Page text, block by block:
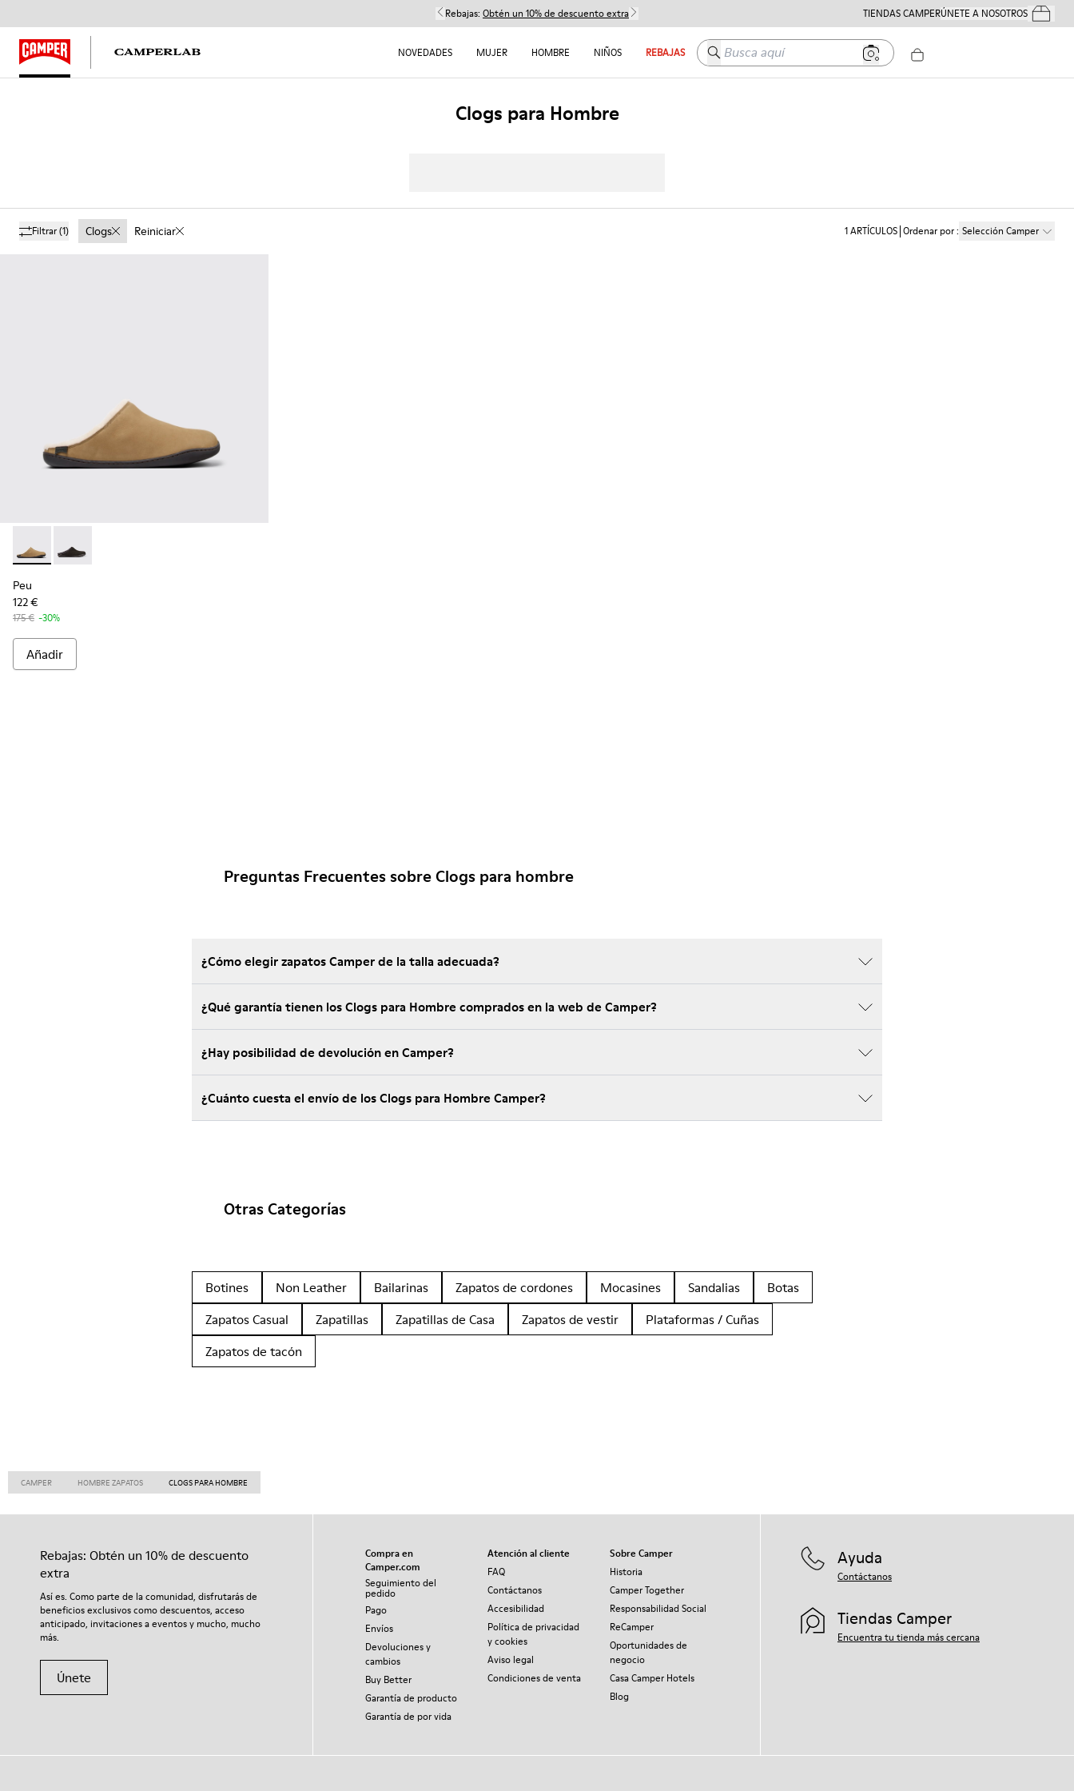
Rebajas: Obtén un 10% de descuento extra TIENDAS CAMPERÚNETE A NOSOTROSTus
NOVEDADES MUJER HOMBRE NIÑOS REBAJAS Busca aquí
Clogs para Hombre
Filtrar(1) Clogs Reiniciar 1ARTÍCULOS Ordenar por: Selección Camper
Peu - K100755-004 - Zapatos de nobuk marrones para hombre
Peu - K100755-001
Peu
122 €
175 € -30%
Añadir
Preguntas Frecuentes sobre Clogs para hombre
¿Cómo elegir zapatos Camper de la talla adecuada?
¿Qué garantía tienen los Clogs para Hombre comprados en la web de Camper?
¿Hay posibilidad de devolución en Camper?
¿Cuánto cuesta el envío de los Clogs para Hombre Camper?
Otras Categorías
Botines Non Leather Bailarinas Zapatos de cordones Mocasines Sandalias
Botas
Zapatos Casual
Zapatillas Zapatillas de Casa Zapatos de vestir
Plataformas / Cuñas
Zapatos de tacón
CAMPER HOMBRE ZAPATOS CLOGS PARA HOMBRE
Rebajas: Obtén un 10% de descuento
extra
Así es. Como parte de la comunidad, disfrutarás de
beneficios exclusivos como descuentos, acceso
anticipado, invitaciones a eventos y mucho, mucho
más.
Únete
Compra en
Camper.com
Seguimiento del
pedido
Pago
Envíos
Devoluciones y
cambios
Buy Better
Garantía de producto
Garantía de por vida
Atención al cliente
FAQ
Contáctanos
Accesibilidad
Política de privacidad
y cookies
Aviso legal
Condiciones de venta
Sobre Camper
Historia
Camper Together
Responsabilidad Social
ReCamper
Oportunidades de
negocio
Casa Camper Hotels
Blog
Ayuda
Contáctanos
Tiendas Camper
Encuentra tu tienda más cercana